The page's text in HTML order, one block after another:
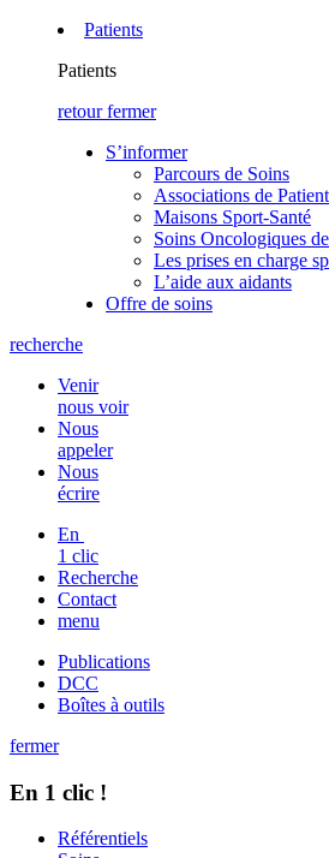
Patients
Patients
retour fermer
S’informer
Parcours de Soins
Associations de
Maisons Sport-Santé
Soins Oncologiques
Les prises en charge
L’aide aux aidants
Offre de soins
recherche
Venir
nous voir
Nous
appeler
Nous
écrire
En
1 clic
Recherche
Contact
menu
Publications
DCC
Boîtes à outils
fermer
En 1 clic !
Référentiels